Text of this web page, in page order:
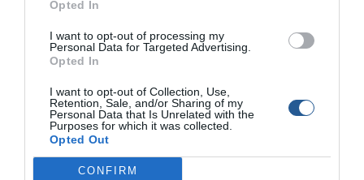
Opted In
I want to opt-out of processing my
Personal Data for Targeted Advertising.
Opted In
I want to opt-out of Collection, Use,
Retention, Sale, and/or Sharing of my
Personal Data that Is Unrelated with the
Purposes for which it was collected.
Opted Out
CONFIRM
έλεγχος υπερφόρτωσης, Αργή εκκίνηση Αργή
ακινητοποίηση, Jigging
Λειτουργία Jigging, Οθόνη LCD, Meter, Revolution
ΣΙΜ Α.Ε.
τηλ.: 210 4903.566